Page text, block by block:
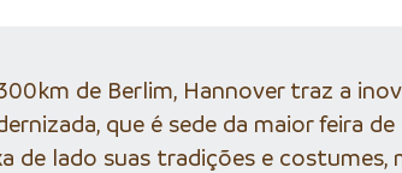
de Berlim, Hannover traz a
que é sede da maior feira
de lado suas tradições e costumes,